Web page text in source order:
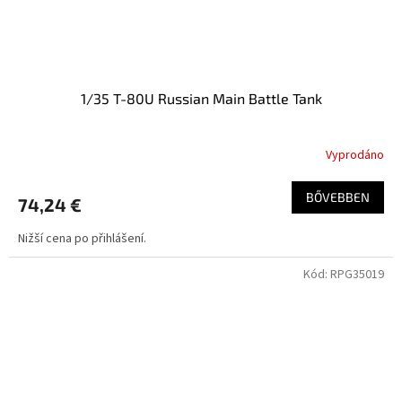
1/35 T-80U Russian Main Battle Tank
Vyprodáno
74,24 € BŐVEBBEN
Nižší cena po přihlášení.
Kód: RPG35019